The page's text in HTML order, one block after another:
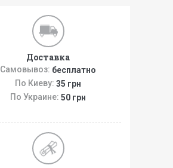
Доставка
Самовывоз: бесплатно
По Киеву: 35 грн
По Украине: 50 грн